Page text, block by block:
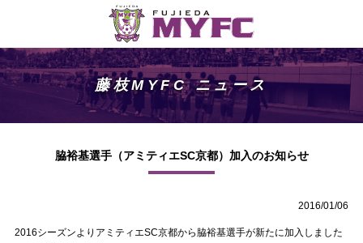
藤枝MYFC ニュース
脇裕基選手（アミティエSC京都）加入のお知らせ
2016/01/06
2016シーズンよりアミティエSC京都から脇裕基選手が新たに加入しました